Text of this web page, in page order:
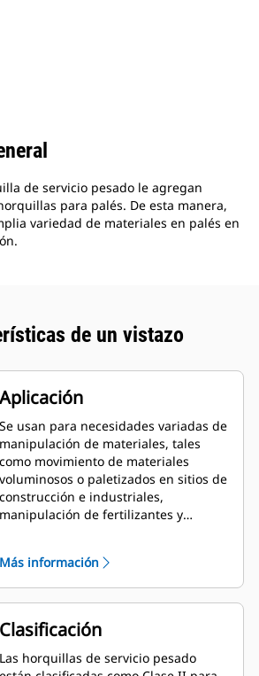
de servicio pesado le agregan
para palés. De esta manera,
variedad de materiales en palés en
de un vistazo
Aplicación
Se usan para necesidades variadas de
manipulación de materiales, tales
como movimiento de materiales
voluminosos o paletizados en sitios de
construcción e industriales,
manipulación de fertilizantes y
trabajos similares.
Más información
Clasificación
Las horquillas de servicio pesado